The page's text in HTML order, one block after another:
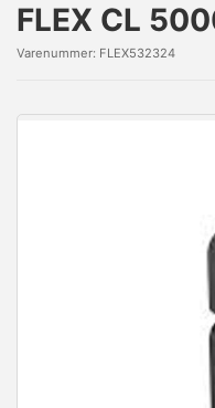
FLEX CL
Varenummer: FLEX532324